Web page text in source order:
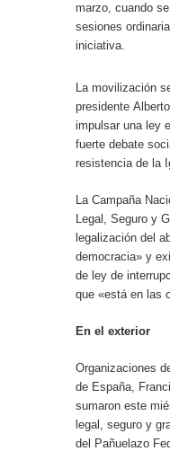
marzo, cuando
sesiones
iniciativa.
La movilización
presidente
impulsar una ley
fuerte debate
resistencia de la
La Campaña
Legal, Seguro y
legalización del
democracia» y
de ley de
que «está en las
En el exterior
Organizaciones
de España,
sumaron este
legal, seguro y
del Pañuelazo